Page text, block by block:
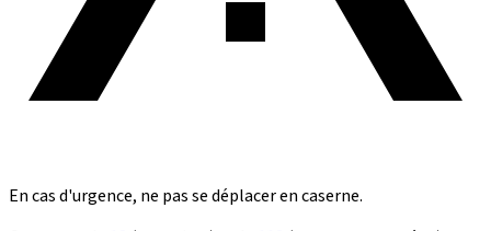
En cas d'urgence, ne pas se déplacer en caserne.